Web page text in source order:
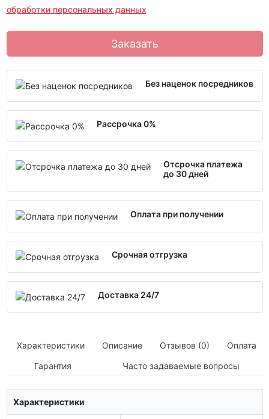
обработки персональных данных
Заказать
Без наценок посредников
Рассрочка 0%
Отсрочка платежа
до 30 дней
Оплата при получении
Срочная отгрузка
Доставка 24/7
Характеристики Описание Отзывов (0)
Оплата
Гарантия
Часто задаваемые вопросы
Характеристики